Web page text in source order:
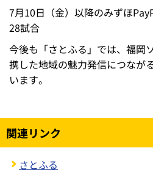
7月10日（金）以降のみずほ
28試合
今後も「さとふる」では、福岡
携した地域の魅力発信につなが
います。
関連リンク
さとふる